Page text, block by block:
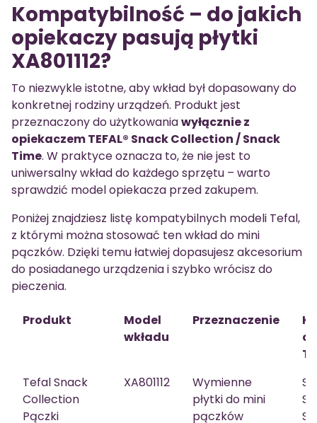
Kompatybilność – do jakich
opiekaczy pasują płytki
XA801112?
To niezwykle istotne, aby wkład był dopasowany do
konkretnej rodziny urządzeń. Produkt jest
przeznaczony do użytkowaniawyłącznie z
opiekaczem TEFAL® Snack Collection / Snack
Time. W praktyce oznacza to, że nie jest to
uniwersalny wkład do każdego sprzętu – warto
sprawdzić model opiekacza przed zakupem.
Poniżej znajdziesz listę kompatybilnych modeli Tefal,
z którymi można stosować ten wkład do mini
pączków. Dzięki temu łatwiej dopasujesz akcesorium
do posiadanego urządzenia i szybko wrócisz do
pieczenia.
Produkt
Model
wkładu
Przeznaczenie
Tefal Snack
Collection
Pączki
XA801112
Wymienne
płytki do mini
pączków